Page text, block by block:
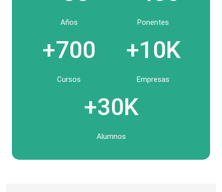
Años Ponentes
+700
Cursos
+10K
Empresas
+30K
Alumnos